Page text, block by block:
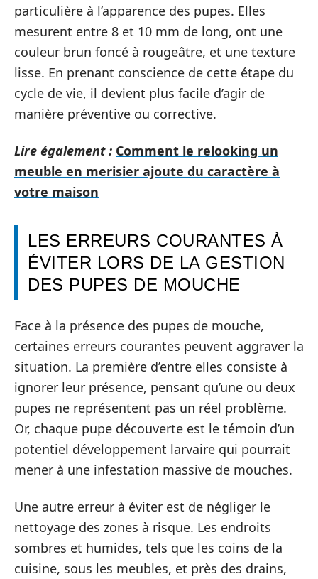
particulière à l’apparence des pupes. Elles
mesurent entre 8 et 10 mm de long, ont une
couleur brun foncé à rougeâtre, et une texture
lisse. En prenant conscience de cette étape du
cycle de vie, il devient plus facile d’agir de
manière préventive ou corrective.
Lire également : Comment le relooking un
meuble en merisier ajoute du caractère à
votre maison
LES ERREURS COURANTES À
ÉVITER LORS DE LA GESTION
DES PUPES DE MOUCHE
Face à la présence des pupes de mouche,
certaines erreurs courantes peuvent aggraver la
situation. La première d’entre elles consiste à
ignorer leur présence, pensant qu’une ou deux
pupes ne représentent pas un réel problème.
Or, chaque pupe découverte est le témoin d’un
potentiel développement larvaire qui pourrait
mener à une infestation massive de mouches.
Une autre erreur à éviter est de négliger le
nettoyage des zones à risque. Les endroits
sombres et humides, tels que les coins de la
cuisine, sous les meubles, et près des drains,